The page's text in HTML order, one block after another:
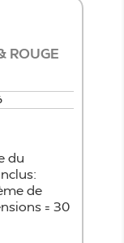
ROUGE
du
de
= 30